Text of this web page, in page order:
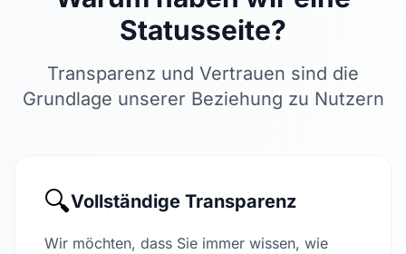
Statusseite?
Transparenz und Vertrauen sind die
Grundlage unserer Beziehung zu Nutzern
🔍Vollständige Transparenz
Wir möchten, dass Sie immer wissen, wie